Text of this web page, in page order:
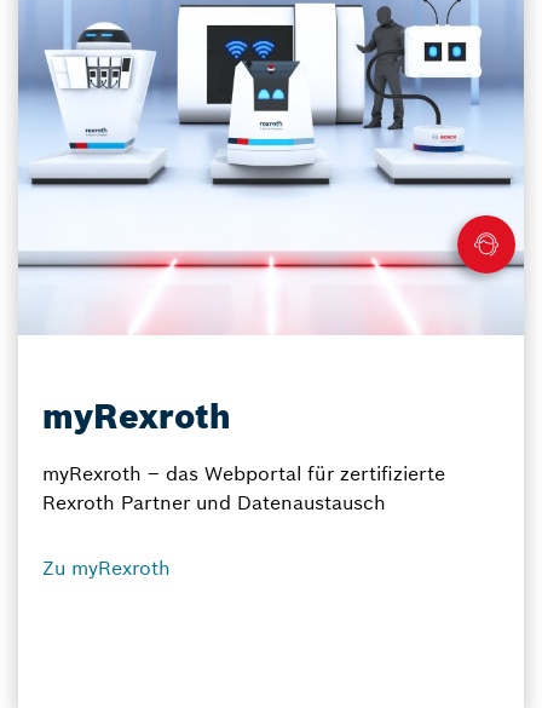
myRexroth
myRexroth – das Webportal für zertifizierte
Rexroth Partner und Datenaustausch
Zu myRexroth